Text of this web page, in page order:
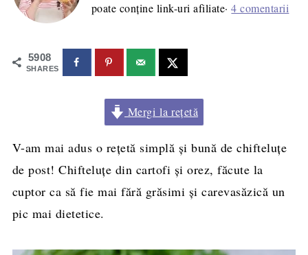
poate conține link-uri afiliate·4 comentarii
5908
SHARES
Mergi la rețetă
V-am mai adus o rețetă simplă și bună de chifteluțe
de post! Chifteluțe din cartofi și orez, făcute la
cuptor ca să fie mai fără grăsimi și carevasăzică un
pic mai dietetice.